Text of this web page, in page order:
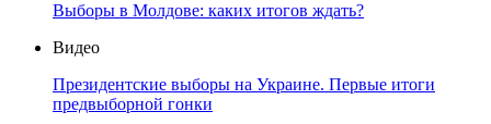
Выборы в Молдове: каких итогов ждать?
Видео
Президентские выборы на Украине. Первые итоги
предвыборной гонки